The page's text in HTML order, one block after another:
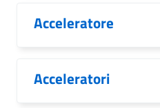
Acceleratore
Acceleratori